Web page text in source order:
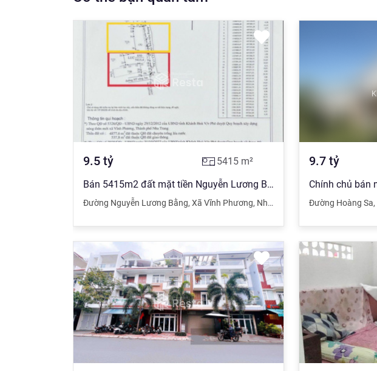
9.5 tỷ 5415 m²
Bán 5415m2 đất mặt tiền Nguyễn Lương Bằng, Vĩnh Phương, Nha Trang giá 9,5 tỷ
Đường Nguyễn Lương Bằng, Xã Vĩnh Phương, Nha Trang Khánh Hòa
9.7 tỷ
Đường Hoàng Sa,